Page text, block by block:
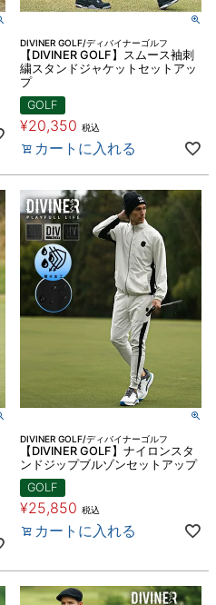
DIVINER GOLF/ディバイナーゴルフ
【DIVINER GOLF】スムース袖刺
繍スタンドジャケットセットアッ
プ
GOLF
¥20,350 税込
カートに入れる
DIVINER GOLF/ディバイナーゴルフ
【DIVINER GOLF】ナイロンスタ
ンドジップブルゾンセットアップ
GOLF
¥25,850 税込
カートに入れる